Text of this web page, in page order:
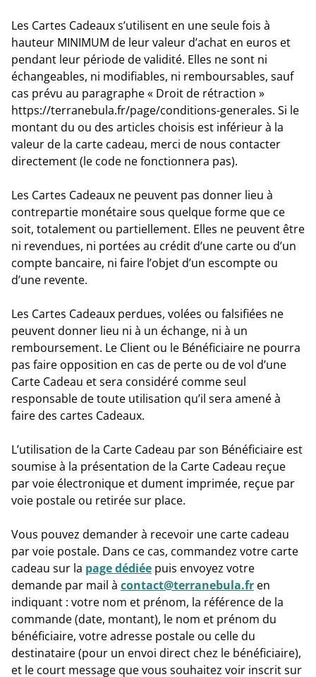
Les Cartes Cadeaux s’utilisent en une seule fois à
hauteur MINIMUM de leur valeur d’achat en euros et
pendant leur période de validité. Elles ne sont ni
échangeables, ni modifiables, ni remboursables, sauf
cas prévu au paragraphe « Droit de rétraction »
https://terranebula.fr/page/conditions-generales. Si le
montant du ou des articles choisis est inférieur à la
valeur de la carte cadeau, merci de nous contacter
directement (le code ne fonctionnera pas).
Les Cartes Cadeaux ne peuvent pas donner lieu à
contrepartie monétaire sous quelque forme que ce
soit, totalement ou partiellement. Elles ne peuvent être
ni revendues, ni portées au crédit d’une carte ou d’un
compte bancaire, ni faire l’objet d’un escompte ou
d’une revente.
Les Cartes Cadeaux perdues, volées ou falsifiées ne
peuvent donner lieu ni à un échange, ni à un
remboursement. Le Client ou le Bénéficiaire ne pourra
pas faire opposition en cas de perte ou de vol d’une
Carte Cadeau et sera considéré comme seul
responsable de toute utilisation qu’il sera amené à
faire des cartes Cadeaux.
L’utilisation de la Carte Cadeau par son Bénéficiaire est
soumise à la présentation de la Carte Cadeau reçue
par voie électronique et dument imprimée, reçue par
voie postale ou retirée sur place.
Vous pouvez demander à recevoir une carte cadeau
par voie postale. Dans ce cas, commandez votre carte
cadeau sur la page dédiée puis envoyez votre
demande par mail à contact@terranebula.fr en
indiquant : votre nom et prénom, la référence de la
commande (date, montant), le nom et prénom du
bénéficiaire, votre adresse postale ou celle du
destinataire (pour un envoi direct chez le bénéficiaire),
et le court message que vous souhaitez voir inscrit sur